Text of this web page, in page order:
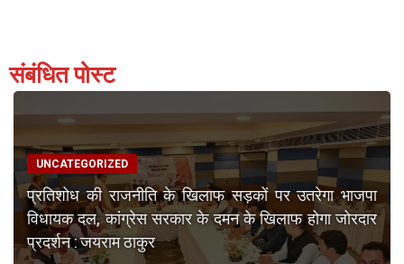
संबंधित पोस्ट
UNCATEGORIZED
प्रतिशोध की राजनीति के खिलाफ सड़कों पर उतरेगा भाजपा
विधायक दल, कांग्रेस सरकार के दमन के खिलाफ होगा जोरदार
प्रदर्शन : जयराम ठाकुर